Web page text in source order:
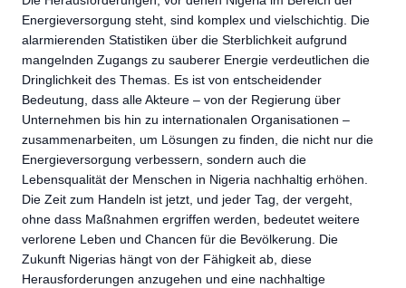
Energieversorgung steht, sind komplex und vielschichtig. Die
alarmierenden Statistiken über die Sterblichkeit aufgrund
mangelnden Zugangs zu sauberer Energie verdeutlichen die
Dringlichkeit des Themas. Es ist von entscheidender
Bedeutung, dass alle Akteure – von der Regierung über
Unternehmen bis hin zu internationalen Organisationen –
zusammenarbeiten, um Lösungen zu finden, die nicht nur die
Energieversorgung verbessern, sondern auch die
Lebensqualität der Menschen in Nigeria nachhaltig erhöhen.
Die Zeit zum Handeln ist jetzt, und jeder Tag, der vergeht,
ohne dass Maßnahmen ergriffen werden, bedeutet weitere
verlorene Leben und Chancen für die Bevölkerung. Die
Zukunft Nigerias hängt von der Fähigkeit ab, diese
Herausforderungen anzugehen und eine nachhaltige